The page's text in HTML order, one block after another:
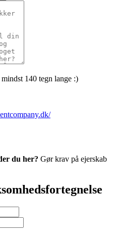
140 tegn lange :)
du her? Gør krav på ejerskab